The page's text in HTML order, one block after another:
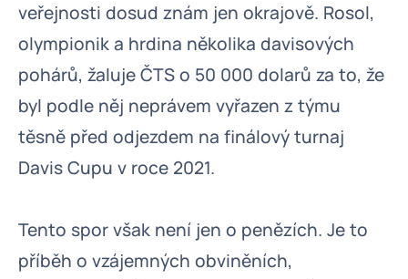
veřejnosti dosud znám jen okrajově. Rosol,
olympionik a hrdina několika davisových
pohárů, žaluje ČTS o 50 000 dolarů za to, že
byl podle něj neprávem vyřazen z týmu
těsně před odjezdem na finálový turnaj
Davis Cupu v roce 2021.
Tento spor však není jen o penězích. Je to
příběh o vzájemných obviněních,